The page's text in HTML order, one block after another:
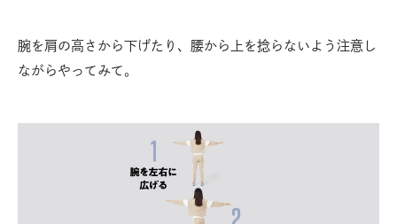
腕を肩の高さから下げたり、腰から上を捻らないよう注意し
ながらやってみて。